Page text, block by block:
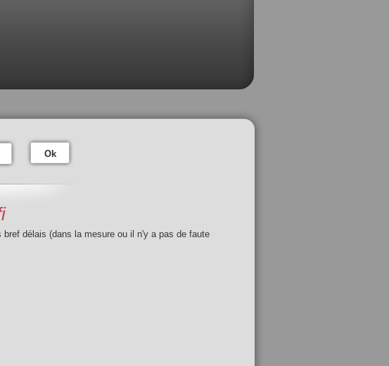
Ok
délais (dans la mesure ou il n'y a pas de faute